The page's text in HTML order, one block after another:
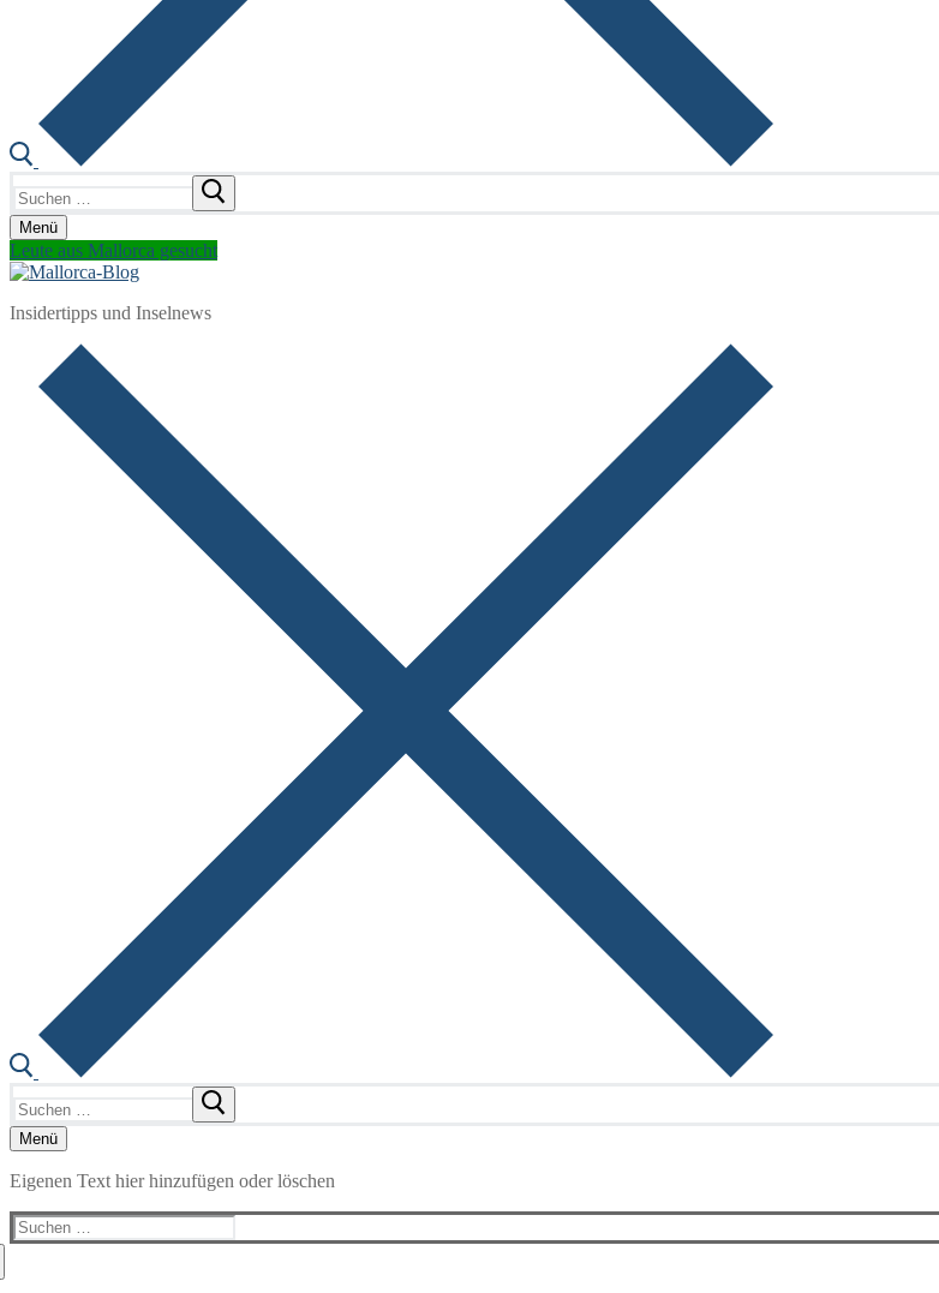
nach:
Menü
Leute aus Mallorca gesucht
Insidertipps und Inselnews
nach:
Menü
Eigenen Text hier hinzufügen oder löschen
Suchen
nach: